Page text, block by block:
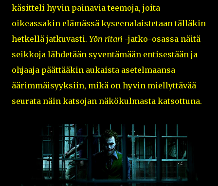
käsitteli hyvin painavia teemoja, joita
oikeassakin elämässä kyseenalaistetaan tälläkin
hetkellä jatkuvasti. Yön ritari -jatko-osassa näitä
seikkoja lähdetään syventämään entisestään ja
ohjaaja päättääkin aukaista asetelmaansa
äärimmäisyyksiin, mikä on hyvin miellyttävää
seurata näin katsojan näkökulmasta katsottuna.